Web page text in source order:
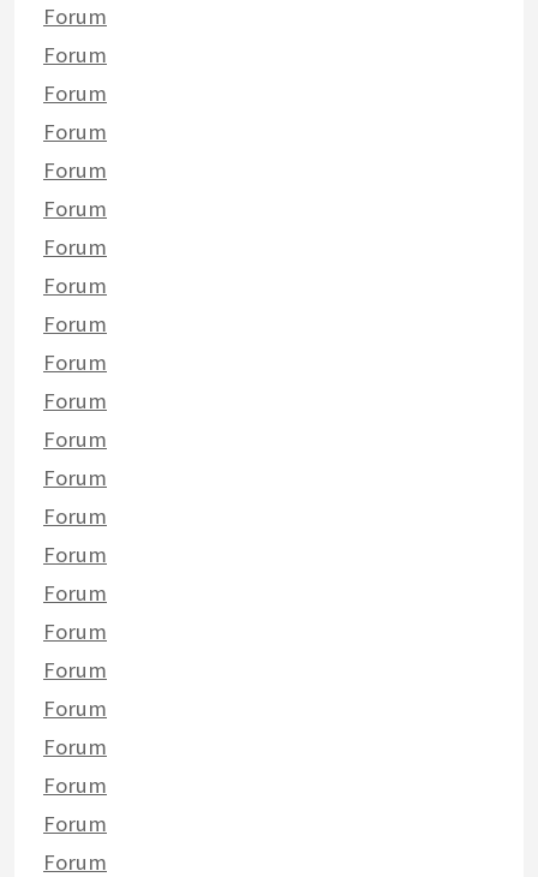
Forum
Forum
Forum
Forum
Forum
Forum
Forum
Forum
Forum
Forum
Forum
Forum
Forum
Forum
Forum
Forum
Forum
Forum
Forum
Forum
Forum
Forum
Forum